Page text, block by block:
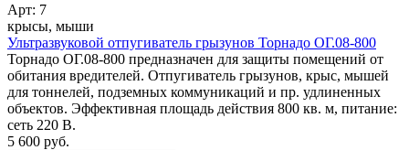
Арт: 7
крысы, мыши
Ультразвуковой отпугиватель грызунов Торнадо ОГ.08-800
Торнадо ОГ.08-800 предназначен для защиты помещений от
обитания вредителей. Отпугиватель грызунов, крыс, мышей
для тоннелей, подземных коммуникаций и пр. удлиненных
объектов. Эффективная площадь действия 800 кв. м, питание:
сеть 220 В.
5 600 руб.